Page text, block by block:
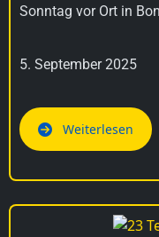
Sonntag vor Ort in
5. September 2025
Weiterlesen